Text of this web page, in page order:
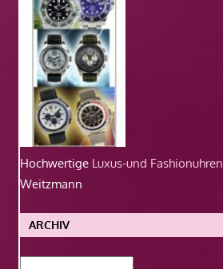
Hochwertige Luxus-und Fashionuhren
Weitzmann
ARCHIV